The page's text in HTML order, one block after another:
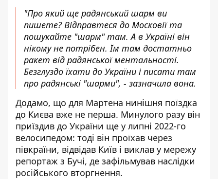
"Про який ще радянський шарм ви
пишете? Відправтеся до Московії та
пошукайте "шарм" там. А в Україні він
нікому не потрібен. Їм там достатньо
ракет від радянської ментальності.
Безглуздо їхати до України і писати там
про радянські "шарми", - зазначила вона.
Додамо, що для Мартена нинішня поїздка
до Києва вже не перша. Минулого разу він
приїздив до України ще у липні 2022-го
велосипедом: тоді він проїхав через
півкраїни, відвідав Київ і виклав у мережу
репортаж з Бучі, де зафільмував наслідки
російського вторгнення.